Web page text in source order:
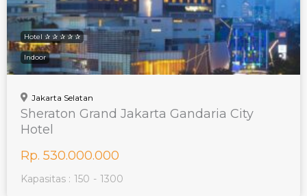
Hotel ✰ ✰ ✰ ✰ ✰
Indoor
Jakarta Selatan
Sheraton Grand Jakarta Gandaria City
Hotel
Rp. 530.000.000
Kapasitas : 150 - 1300